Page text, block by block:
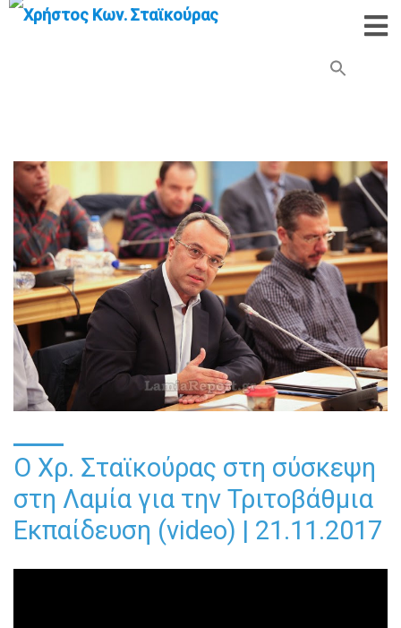
Ο Χρ. Σταϊκούρας στη σύσκεψη
στη Λαμία για την Τριτοβάθμια
Εκπαίδευση (video) | 21.11.2017